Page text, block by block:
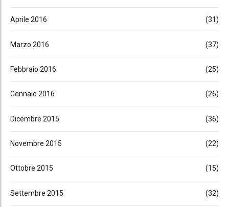
Aprile 2016 (31)
Marzo 2016 (37)
Febbraio 2016 (25)
Gennaio 2016 (26)
Dicembre 2015 (36)
Novembre 2015 (22)
Ottobre 2015 (15)
Settembre 2015 (32)